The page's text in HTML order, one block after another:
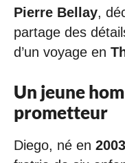
Pierre Bellay,
partage des
d’un voyage en
Un jeune
prometteur
Diego, né en 2003